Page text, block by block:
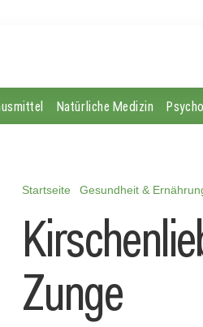
Natürliche Medizin
Startseite Gesundheit &
Zunge